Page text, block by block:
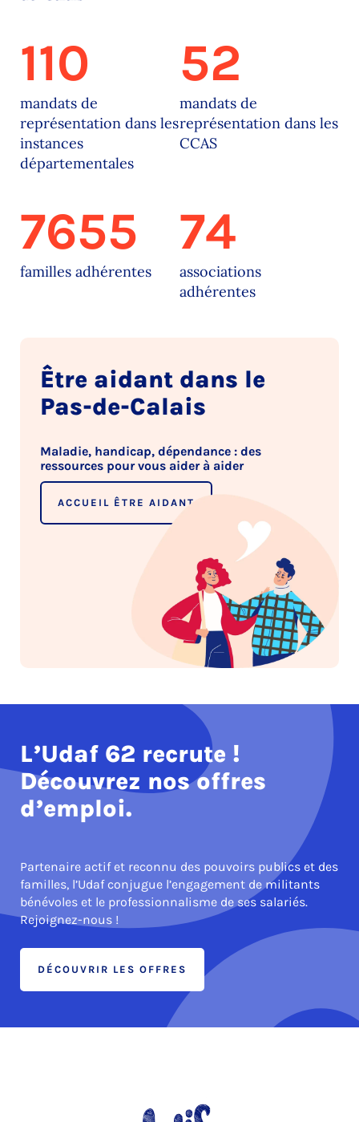
110
mandats de
représentation dans les
instances
départementales
52
mandats de
représentation dans les
CCAS
7655
familles adhérentes
74
associations
adhérentes
Être aidant dans le
Pas-de-Calais
Maladie, handicap, dépendance : des
ressources pour vous aider à aider
ACCUEIL ÊTRE AIDANT
L’Udaf 62 recrute !
Découvrez nos offres
d’emploi.
Partenaire actif et reconnu des pouvoirs publics et des
familles, l’Udaf conjugue l’engagement de militants
bénévoles et le professionnalisme de ses salariés.
Rejoignez-nous !
DÉCOUVRIR LES OFFRES